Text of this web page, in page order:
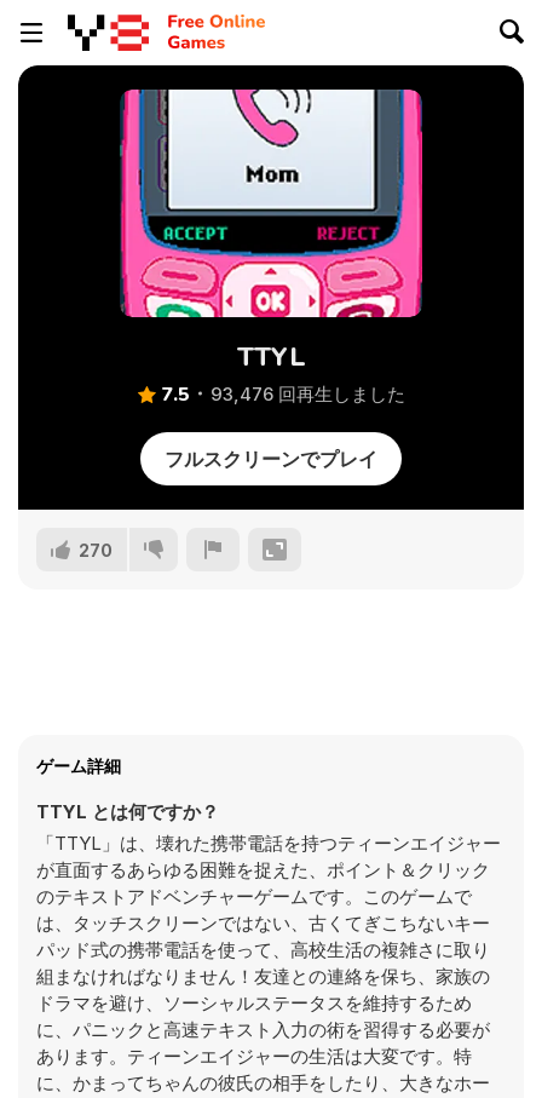
TTYL
7.5 93,476 回再生しました
フルスクリーンでプレイ
270
ゲーム詳細
TTYL とは何ですか？
「TTYL」は、壊れた携帯電話を持つティーンエイジャー
が直面するあらゆる困難を捉えた、ポイント＆クリック
のテキストアドベンチャーゲームです。このゲームで
は、タッチスクリーンではない、古くてぎこちないキー
パッド式の携帯電話を使って、高校生活の複雑さに取り
組まなければなりません！友達との連絡を保ち、家族の
ドラマを避け、ソーシャルステータスを維持するため
に、パニックと高速テキスト入力の術を習得する必要が
あります。ティーンエイジャーの生活は大変です。特
に、かまってちゃんの彼氏の相手をしたり、大きなホー